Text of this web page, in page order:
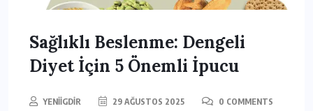
Sağlıklı Beslenme: Dengeli
Diyet İçin 5 Önemli İpucu
YENIIGDIR 29 AĞUSTOS 2025 0 COMMENTS